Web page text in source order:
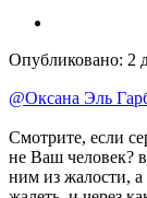
Опубликовано: 2
@Оксана Эль
Смотрите, если
не Ваш человек?
ним из жалости, а